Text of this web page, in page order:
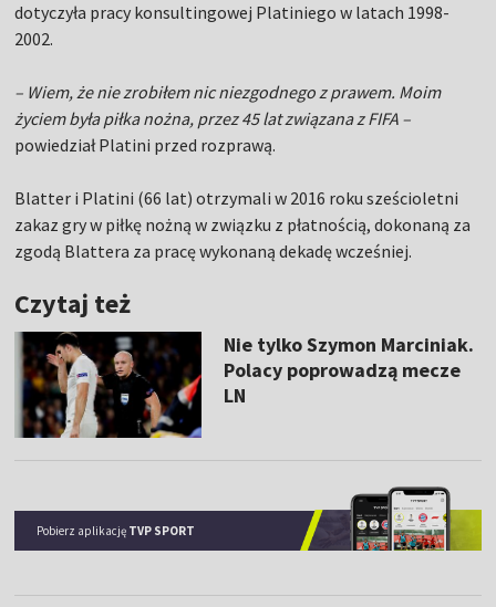
dotyczyła pracy konsultingowej Platiniego w latach 1998-
2002.
– Wiem, że nie zrobiłem nic niezgodnego z prawem. Moim
życiem była piłka nożna, przez 45 lat związana z FIFA –
powiedział Platini przed rozprawą.
Blatter i Platini (66 lat) otrzymali w 2016 roku sześcioletni
zakaz gry w piłkę nożną w związku z płatnością, dokonaną za
zgodą Blattera za pracę wykonaną dekadę wcześniej.
Czytaj też
Nie tylko Szymon Marciniak.
Polacy poprowadzą mecze
LN
Pobierz aplikację TVP SPORT